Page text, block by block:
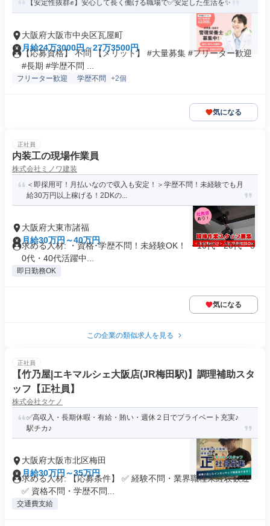
【安定性抜群✊️】安心して長く働ける職場で✅️安定した生活を✨
大阪府大阪市中央区瓦屋町
月給24万3000円～27万3500円
【応募資格】 不問 【メリット】 #大量募集 #フリーター歓迎
#長期 #学歴不問 ...
フリーター歓迎 学歴不問 +2個
気になる
正社員
内装工の現場作業員
株式会社ミノワ建装
＜即採用可！月払いなので収入も安定！＞学歴不問！未経験でも月
給30万円以上稼げる！2DKの...
大阪府大東市諸福
月給30万円～40万円
求める人材: ・資格･学歴不問！未経験OK！ ・10代・20代・3
0代・40代活躍中...
即日勤務OK
気になる
この企業の類似求人を見る
正社員
【竹乃屋|エキマルシェ大阪店(JR梅田駅)】調理補助スタ
ッフ【正社員】
株式会社タケノ
✅高収入・長期休暇・有給・賄い・週休２日でプライベート充実♪
駅チカ♪
大阪府大阪市北区梅田
月給30万円～35万円
求める人材: 【応募条件】 ✅ 経験不問・業界職種未経験歓迎
✅ 資格不問・学歴不問...
交通費支給